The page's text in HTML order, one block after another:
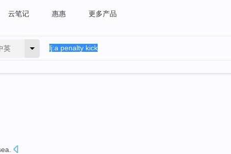
云笔记 惠惠 更多产品
英